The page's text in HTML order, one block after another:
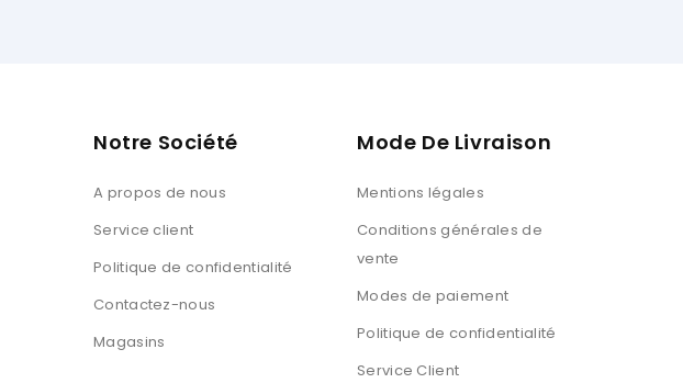
Notre Société
A propos de nous
Service client
Politique de confidentialité
Contactez-nous
Magasins
Mode De Livraison
Mentions légales
Conditions générales de
vente
Modes de paiement
Politique de confidentialité
Service Client